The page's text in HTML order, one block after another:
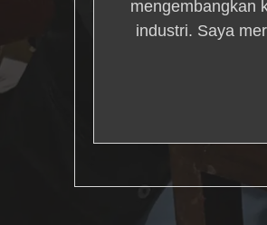
mengembangkan
industri. Saya